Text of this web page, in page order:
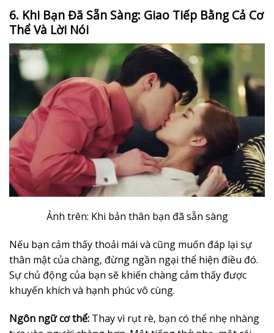
6. Khi Bạn Đã Sẵn Sàng: Giao Tiếp Bằng Cả Cơ
Thể Và Lời Nói
Ảnh trên: Khi bản thân bạn đã sẵn sàng
Nếu bạn cảm thấy thoải mái và cũng muốn đáp lại sự
thân mật của chàng, đừng ngần ngại thể hiện điều đó.
Sự chủ động của bạn sẽ khiến chàng cảm thấy được
khuyến khích và hạnh phúc vô cùng.
Ngôn ngữ cơ thể: Thay vì rụt rè, bạn có thể nhẹ nhàng